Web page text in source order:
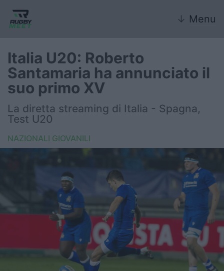
↓ Menu
Nazionale
Nazionali giovanili
FIR
Internazionale
6 Nazioni
United Rugby Championship
Premiership
Italia U20: Roberto
Santamaria ha annunciato il
suo primo XV
La diretta streaming di Italia - Spagna,
Test U20
NAZIONALI GIOVANILI